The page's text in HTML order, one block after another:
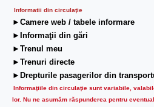
Informatii din circulaţie
►Camere web / tabele informare
►Informaţii din gări
►Trenul meu
►Trenuri directe
►Drepturile pasagerilor din
Informaţiile din circulaţie sunt variabile,
lor. Nu ne asumăm răspunderea pentru